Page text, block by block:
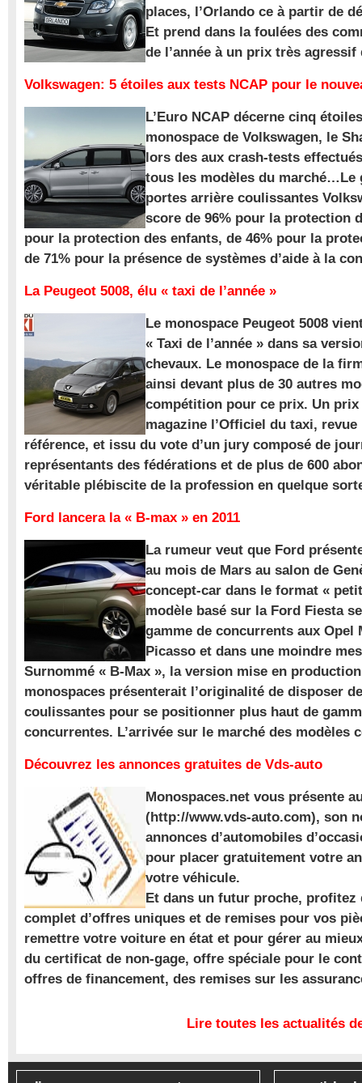
places, l’Orlando ce à partir de
Et prend dans la foulées des
de l’année à un prix très agressif
Volkswagen: 5 étoiles aux tests NCAP pour le
L’Euro NCAP décerne cinq
monospace de Volkswagen, le
lors des aux crash-tests
tous les modèles du marché…Le
portes arrière coulissantes
score de 96% pour la protection
pour la protection des enfants, de 46% pour la
de 71% pour la présence de systèmes d’aide à la
La Peugeot 5008, élu « taxi de l’année »
Le monospace Peugeot 5008
« Taxi de l’année » dans sa
chevaux. Le monospace de la
ainsi devant plus de 30 autres
compétition pour ce prix. Un
magazine l’Officiel du taxi,
référence, et issu du vote d’un jury composé de
représentants des fédérations et de plus de 600
véritable plébiscite de la profession en quelque
Ford lancera la « B-max » en 2011
La rumeur veut que Ford
au mois de Mars au salon de
concept-car dans le format «
modèle basé sur la Ford Fiesta
gamme de concurrents aux Opel
Picasso et dans une moindre
Surnommé « B-Max », la version mise en
monospaces présenterait l’originalité de disposer
coulissantes pour se positionner plus haut de
concurrentes. L’arrivée sur le marché des modèles
Découvrez les annonces gratuites de Vds-auto
Monospaces.net vous présente
(http://www.vds-auto.com), son
annonces d’automobiles
pour placer gratuitement votre
votre véhicule.
Et dans un futur proche, profitez
complet d’offres uniques et de remises pour vos
remettre votre voiture en état et pour gérer au
du certificat de non-gage, offre spéciale pour le
offres de financement, des remises sur les
Lire toutes les actualités